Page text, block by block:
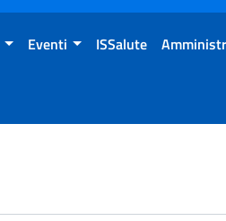
Eventi ISSalute